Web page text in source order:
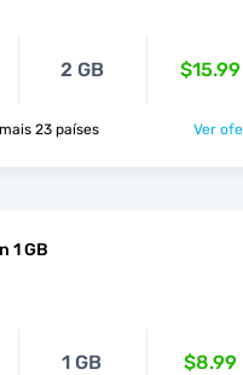
2 GB $15.99
🇯🇲 e mais 23 países Ver
1 GB
1 GB $8.99